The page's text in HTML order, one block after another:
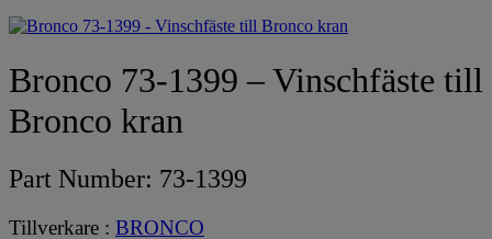
Bronco 73-1399 – Vinschfäste till
Bronco kran
Part Number: 73-1399
Tillverkare : BRONCO